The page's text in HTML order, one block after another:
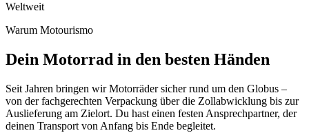
Weltweit
Warum Motourismo
Dein Motorrad in den besten Händen
Seit Jahren bringen wir Motorräder sicher rund um den Globus –
von der fachgerechten Verpackung über die Zollabwicklung bis zur
Auslieferung am Zielort. Du hast einen festen Ansprechpartner, der
deinen Transport von Anfang bis Ende begleitet.